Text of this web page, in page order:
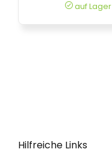
auf Lager
Hilfreiche Links